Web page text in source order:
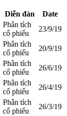
Diễn đàn
Date
Phân tích
cổ phiếu
23/9/19
Phân tích
cổ phiếu
20/9/19
Phân tích
cổ phiếu
26/6/19
Phân tích
cổ phiếu
26/4/19
Phân tích
cổ phiếu
26/3/19